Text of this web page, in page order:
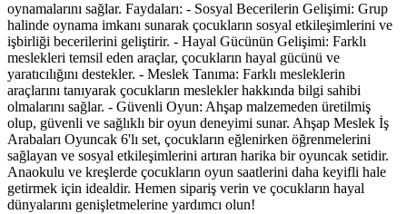
oynamalarını sağlar. Faydaları: - Sosyal Becerilerin Gelişimi: Grup
halinde oynama imkanı sunarak çocukların sosyal etkileşimlerini ve
işbirliği becerilerini geliştirir. - Hayal Gücünün Gelişimi: Farklı
meslekleri temsil eden araçlar, çocukların hayal gücünü ve
yaratıcılığını destekler. - Meslek Tanıma: Farklı mesleklerin
araçlarını tanıyarak çocukların meslekler hakkında bilgi sahibi
olmalarını sağlar. - Güvenli Oyun: Ahşap malzemeden üretilmiş
olup, güvenli ve sağlıklı bir oyun deneyimi sunar. Ahşap Meslek İş
Arabaları Oyuncak 6'lı set, çocukların eğlenirken öğrenmelerini
sağlayan ve sosyal etkileşimlerini artıran harika bir oyuncak setidir.
Anaokulu ve kreşlerde çocukların oyun saatlerini daha keyifli hale
getirmek için idealdir. Hemen sipariş verin ve çocukların hayal
dünyalarını genişletmelerine yardımcı olun!